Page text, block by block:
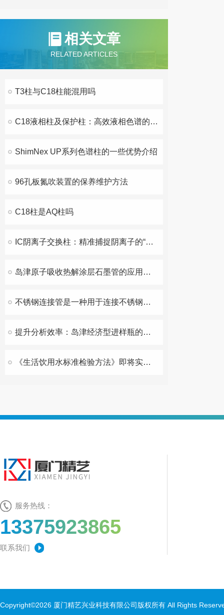
相关文章
RELATED ARTICLES
T3柱与C18柱能混用吗
C18液相柱及保护柱：高效液相色谱的关键组件
ShimNex UP系列色谱柱的一些优势介绍
96孔板氮吹装置的保养维护方法
C18柱是AQ柱吗
IC阴离子交换柱：精准捕捉阴离子的“化学捕手”
岛津原子吸收热解涂层石墨管的应用与优势
不锈钢连接管是一种用于连接不锈钢管道的管件它的作用有以下几个方面
提升分析效率：岛津经济型进样瓶的优化与选型指南
《生活饮用水标准检验方法》即将实施，饮用水检验有妙计！
服务热线：
13375923865
联系我们
Copyright©2026 厦门精艺兴业科技有限公司版权所有 All Rights